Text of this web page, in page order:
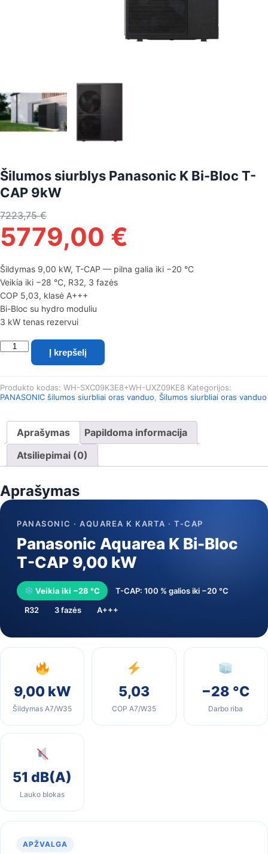
Šilumos siurblys Panasonic K Bi-Bloc T-
CAP 9kW
7223,75€
5779,00 €
Šildymas 9,00 kW, T-CAP — pilna galia iki −20 °C
Veikia iki −28 °C, R32, 3 fazės
COP 5,03, klasė A+++
Bi-Bloc su hydro moduliu
3 kW tenas rezervui
produkto
Šilumos
Panasonic
Bloc
T-
CAP
9kW
Į krepšelį
Produkto kodas: WH-SXC09K3E8+WH-UXZ09KE8 Kategorijos:
PANASONIC šilumos siurbliai oras vanduo
Šilumos siurbliai oras vanduo
Aprašymas
Papildoma informacija
Atsiliepimai (0)
Aprašymas
PANASONIC · AQUAREA K KARTA · T-CAP
Panasonic Aquarea K Bi-Bloc
T-CAP 9,00 kW
Veikia iki −28 °C
T-CAP: 100 % galios iki −20 °C
R32
3 fazės A+++
9,00 kW
Šildymas A7/W35
5,03
COP A7/W35
−28 °C
Darbo riba
51 dB(A)
Lauko blokas
APŽVALGA